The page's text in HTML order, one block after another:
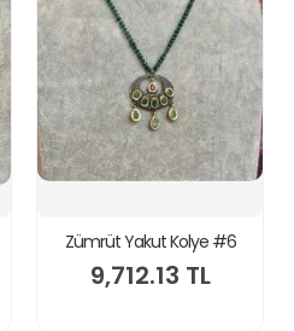
Zümrüt Yakut Kolye #6
9,712.13 TL